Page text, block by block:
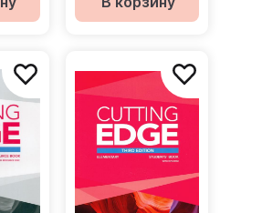
without key /
без ответов